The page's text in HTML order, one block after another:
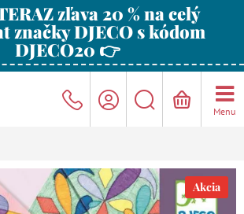
zľava 20 % na celý
značky DJECO s kódom
DJECO20 👉
Menu
Akcia